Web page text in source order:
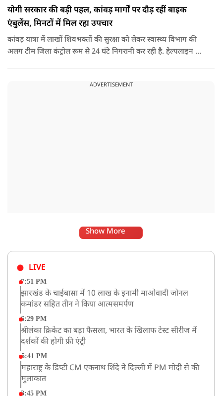
योगी सरकार की बड़ी पहल, कांवड़ मार्गों पर दौड़ रहीं बाइक
एंबुलेंस, मिनटों में मिल रहा उपचार
कांवड़ यात्रा में लाखों शिवभक्तों की सुरक्षा को लेकर स्वास्थ्य विभाग की
अलग टीम जिला कंट्रोल रूम से 24 घंटे निगरानी कर रही है. हेल्पलाइन पर
ADVERTISEMENT
Show More
LIVE
7:51 PM
झारखंड के चाईबासा में 10 लाख के इनामी माओवादी जोनल
कमांडर सहित तीन ने किया आत्मसमर्पण
6:29 PM
श्रीलंका क्रिकेट का बड़ा फैसला, भारत के खिलाफ टेस्ट सीरीज में
दर्शकों की होगी फ्री एंट्री
5:41 PM
महाराष्ट्र के डिप्टी CM एकनाथ शिंदे ने दिल्ली में PM मोदी से की
मुलाकात
3:45 PM